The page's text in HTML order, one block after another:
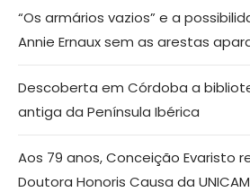
“Os armários vazios” e a
Annie Ernaux sem as arestas
Descoberta em Córdoba a
antiga da Península Ibérica
Aos 79 anos, Conceição Evaristo
Doutora Honoris Causa da